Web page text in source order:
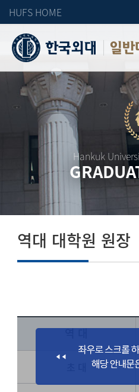
HUFS HOME
일반
Hankuk
역대 대학원 원장
역 대